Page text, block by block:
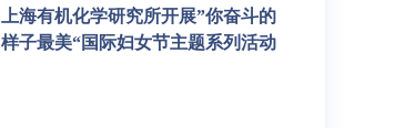
上海有机化学研究所开展”你奋斗的
样子最美“国际妇女节主题系列活动